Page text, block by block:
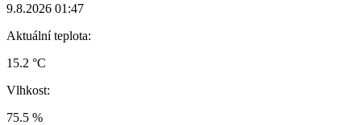
9.8.2026 01:47
Aktuální teplota:
15.2 °C
Vlhkost:
75.5 %